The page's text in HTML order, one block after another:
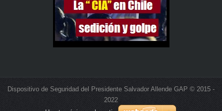
Dispositivo de Seguridad del Presidente Salvador Allende GAP © 2015 -
2022